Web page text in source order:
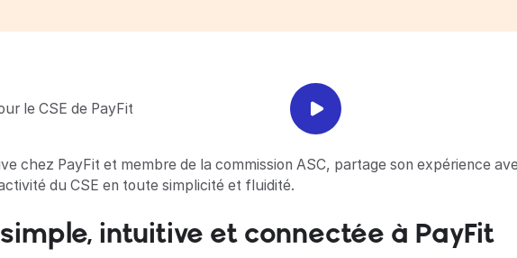
chez PayFit et membre de la commission ASC, partage son expérience
du CSE en toute simplicité et fluidité.
intuitive et connectée à PayFit